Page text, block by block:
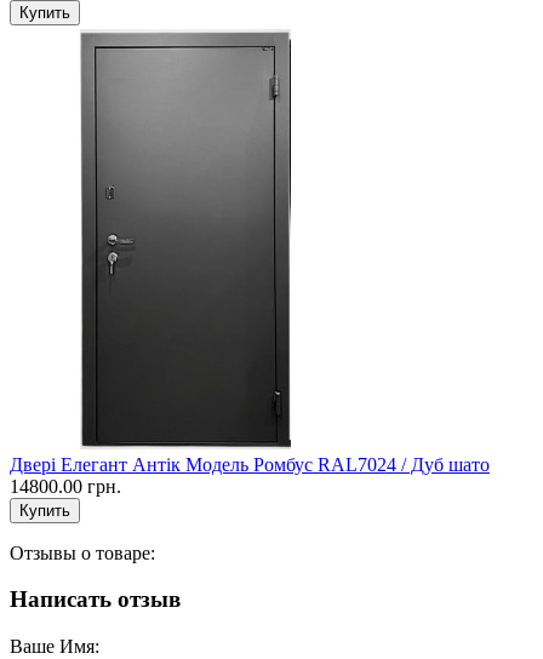
Двері Елегант Антік Модель Ромбус RAL7024 / Дуб шато
14800.00 грн.
Отзывы о товаре:
Написать отзыв
Ваше Имя: